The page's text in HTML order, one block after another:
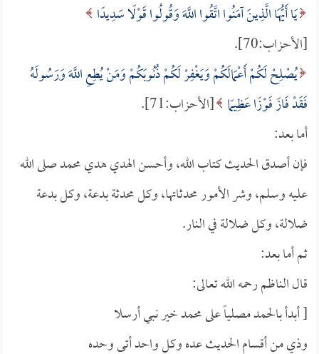
يَا أَيُّهَا الَّذِينَ آمَنُوا اتَّقُوا اللَّهَ وَقُولُوا قَوْلًا سَدِيدًا
[الأحزاب:70].
يُصْلِحْ لَكُمْ أَعْمَالَكُمْ وَيَغْفِرْ لَكُمْ ذُنُوبَكُمْ وَمَنْ يُطِعِ اللَّهَ وَرَسُولَهُ
فَقَدْ فَازَ فَوْزًا عَظِيمًا [الأحزاب:71].
أما بعد:
فإن أصدق الحديث كتاب الله، وأحسن الهدي هدي محمد صلى الله
عليه وسلم، وشر الأمور محدثاتها، وكل محدثة بدعة، وكل بدعة
ضلالة، وكل ضلالة في النار.
ثم أما بعد:
قال الناظم رحمه الله تعالى:
[ أبدأ بالحمد مصلياً على محمد خير نبي أرسلا
وذي من أقسام الحديث عده وكل واحد أتى وحده